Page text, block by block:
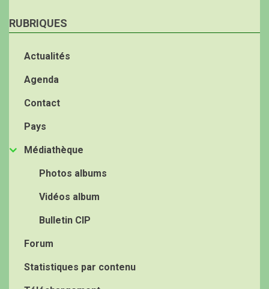
RUBRIQUES
Actualités
Agenda
Contact
Pays
Médiathèque
Photos albums
Vidéos album
Bulletin CIP
Forum
Statistiques par contenu